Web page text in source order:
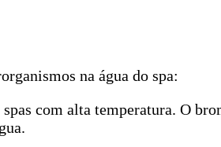
na água do spa:
com alta temperatura. O